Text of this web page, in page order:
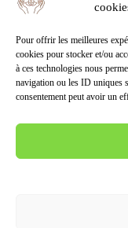
Pour offrir les meilleures
cookies pour stocker et/ou
à ces technologies nous
navigation ou les ID uniques
consentement peut avoir un
© Éveil
Construit